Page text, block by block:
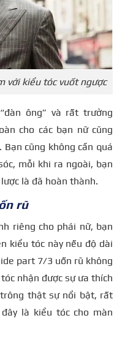
với kiểu tóc vuốt ngược
ông” và rất trưởng
cho các bạn nữ cũng
cũng không cần quá
mỗi khi ra ngoài, bạn
là đã hoàn thành.
rũ
riêng cho phái nữ, bạn
kiểu tóc này nếu độ dài
part 7/3 uốn rũ không
nhận được sự ưa thích
thật sự nổi bật, rất
là kiểu tóc cho màn